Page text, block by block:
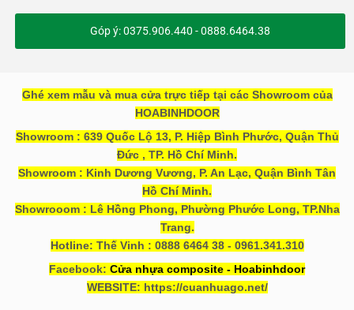
Góp ý: 0375.906.440 - 0888.6464.38
Ghé xem mẫu và mua cửa trực tiếp tại các Showroom của
HOABINHDOOR
Showroom : 639 Quốc Lộ 13, P. Hiệp Bình Phước, Quận Thủ
Đức , TP. Hồ Chí Minh.
Showroom : Kinh Dương Vương, P. An Lạc, Quận Bình Tân
Hồ Chí Minh.
Showrooom : Lê Hồng Phong, Phường Phước Long, TP.Nha
Trang.
Hotline: Thế Vinh : 0888 6464 38 - 0961.341.310
Facebook: Cửa nhựa composite - Hoabinhdoor
WEBSITE: https://cuanhuago.net/